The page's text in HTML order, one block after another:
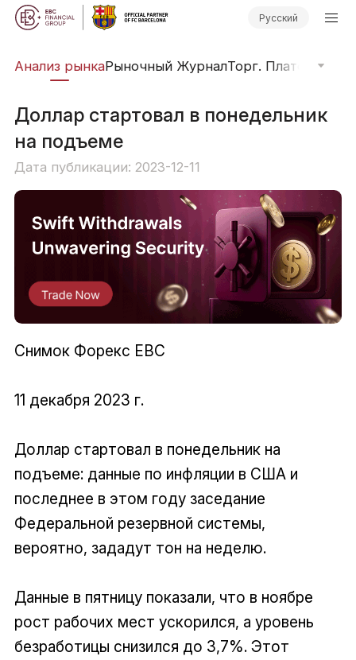
Русский
Анализ рынкаРыночный ЖурналТорг. Платформы
Доллар стартовал в понедельник
на подъеме
Дата публикации: 2023-12-11
Снимок Форекс EBC
11 декабря 2023 г.
Доллар стартовал в понедельник на
подъеме: данные по инфляции в США и
последнее в этом году заседание
Федеральной резервной системы,
вероятно, зададут тон на неделю.
Данные в пятницу показали, что в ноябре
рост рабочих мест ускорился, а уровень
безработицы снизился до 3,7%. Этот